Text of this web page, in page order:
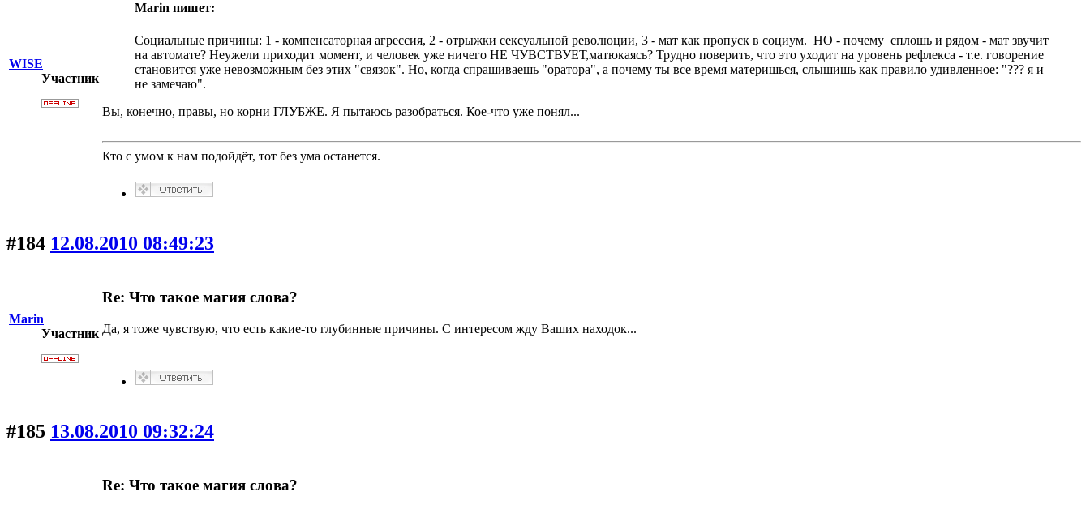
WISE
Участник
Marin пишет:
Социальные причины: 1 - компенсаторная агрессия, 2 - отрыжки сексуальной революции, 3 - мат как пропуск в социум. НО - почему сплошь и рядом - мат звучит
на автомате? Неужели приходит момент, и человек уже ничего НЕ ЧУВСТВУЕТ,матюкаясь? Трудно поверить, что это уходит на уровень рефлекса - т.е. говорение
становится уже невозможным без этих "связок". Но, когда спрашиваешь "оратора", а почему ты все время материшься, слышишь как правило удивленное: "??? я и
не замечаю".
Вы, конечно, правы, но корни ГЛУБЖЕ. Я пытаюсь разобраться. Кое-что уже понял...
Кто с умом к нам подойдёт, тот без ума останется.
#184 12.08.2010 08:49:23
Marin
Участник
Re: Что такое магия слова?
Да, я тоже чувствую, что есть какие-то глубинные причины. С интересом жду Ваших находок...
#185 13.08.2010 09:32:24
Re: Что такое магия слова?